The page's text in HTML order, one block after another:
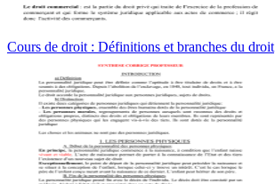
Cours de droit : Définitions et branches du droit